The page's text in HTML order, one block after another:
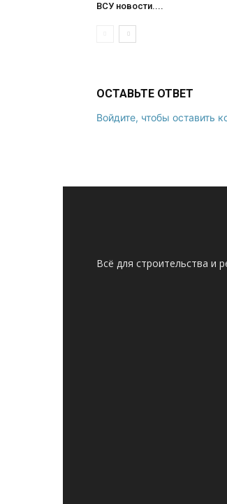
ВСУ новости....
ОСТАВЬТЕ ОТВЕТ
Войдите, чтобы оставить
Всё для строительства и